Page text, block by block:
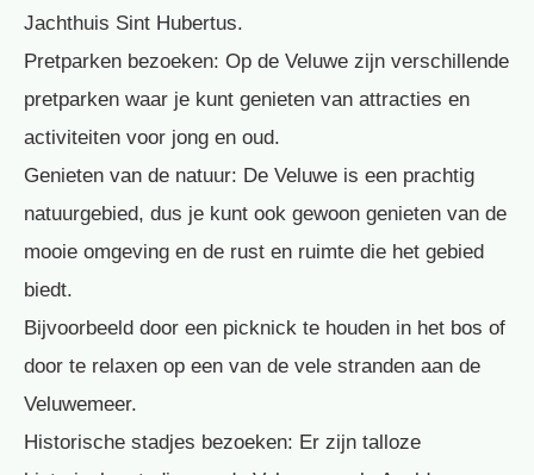
Jachthuis Sint Hubertus.
Pretparken bezoeken: Op de Veluwe zijn verschillende
pretparken waar je kunt genieten van attracties en
activiteiten voor jong en oud.
Genieten van de natuur: De Veluwe is een prachtig
natuurgebied, dus je kunt ook gewoon genieten van de
mooie omgeving en de rust en ruimte die het gebied
biedt.
Bijvoorbeeld door een picknick te houden in het bos of
door te relaxen op een van de vele stranden aan de
Veluwemeer.
Historische stadjes bezoeken: Er zijn talloze